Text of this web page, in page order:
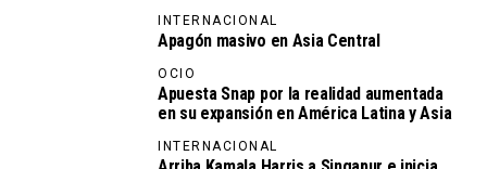
INTERNACIONAL
Apagón masivo en Asia Central
OCIO
Apuesta Snap por la realidad aumentada
en su expansión en América Latina y Asia
INTERNACIONAL